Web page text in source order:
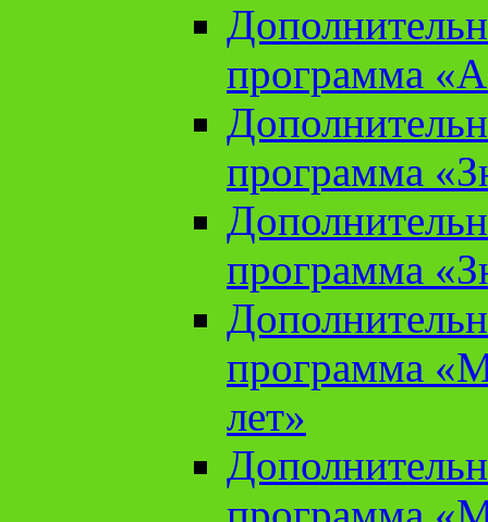
программа
программа
программа
программа
лет»